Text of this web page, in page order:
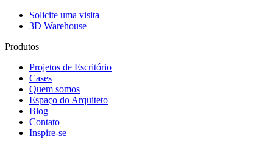
Solicite uma visita
3D Warehouse
Produtos
Projetos de Escritório
Cases
Quem somos
Espaço do Arquiteto
Blog
Contato
Inspire-se